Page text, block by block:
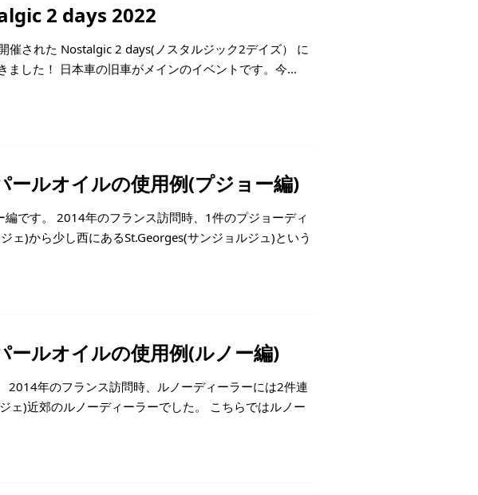
2 days 2022
された Nostalgic 2 days(ノスタルジック2デイズ） に
ました！ 日本車の旧車がメインのイベントです。今…
ルオイルの使用例(プジョー編)
です。 2014年のフランス訪問時、1件のプジョーディ
ェ)から少し西にあるSt.Georges(サンジョルジュ)という
ルオイルの使用例(ルノー編)
2014年のフランス訪問時、ルノーディーラーには2件連
ェ)近郊のルノーディーラーでした。 こちらではルノー